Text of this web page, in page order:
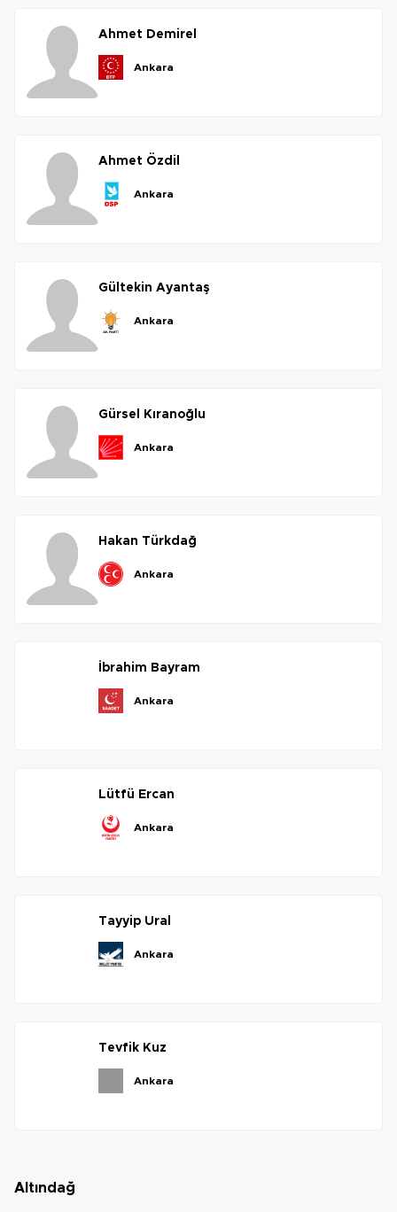
ahmet demirel
ankara
ahmet özdil
ankara
gültekin ayantaş
ankara
gürsel kıranoğlu
ankara
hakan türkdağ
ankara
i̇brahim bayram
ankara
lütfü ercan
ankara
tayyip ural
ankara
tevfik kuz
ankara
altındağ